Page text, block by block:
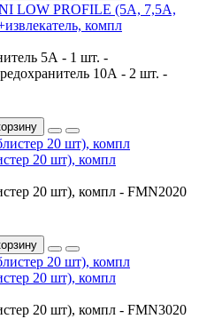
LOW PROFILE (5A, 7,5A,
компл
5А - 1 шт. -
10А - 2 шт. -
20 шт), компл
20 шт), компл - FMN2020
20 шт), компл
20 шт), компл - FMN3020